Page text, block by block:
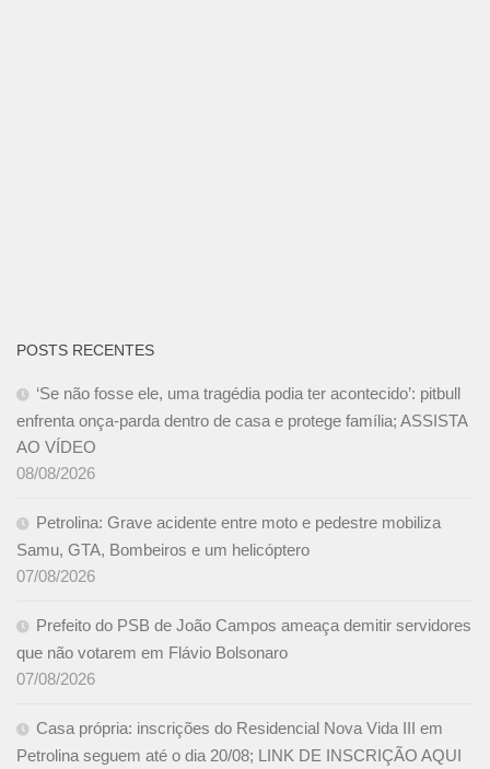
POSTS RECENTES
‘Se não fosse ele, uma tragédia podia ter acontecido’: pitbull
enfrenta onça-parda dentro de casa e protege família; ASSISTA
AO VÍDEO
08/08/2026
Petrolina: Grave acidente entre moto e pedestre mobiliza
Samu, GTA, Bombeiros e um helicóptero
07/08/2026
Prefeito do PSB de João Campos ameaça demitir servidores
que não votarem em Flávio Bolsonaro
07/08/2026
Casa própria: inscrições do Residencial Nova Vida III em
Petrolina seguem até o dia 20/08; LINK DE INSCRIÇÃO AQUI